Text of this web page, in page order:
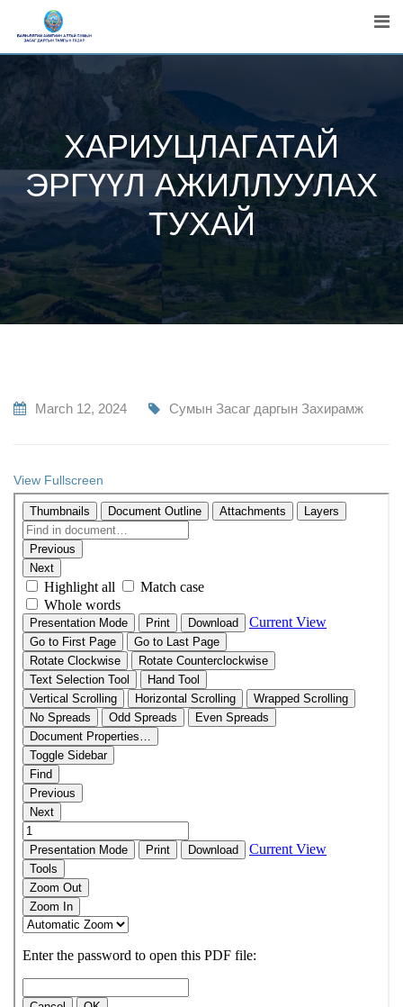
ХАРИУЦЛАГАТАЙ
ЭРГҮҮЛ АЖИЛЛУУЛАХ
ТУХАЙ
March 12, 2024 Сумын Засаг даргын Захирамж
View Fullscreen